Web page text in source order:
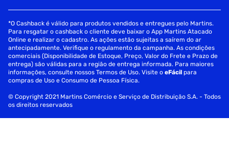
*O Cashback é válido para produtos vendidos e entregues pelo Martins.
Para resgatar o cashback o cliente deve baixar o App Martins Atacado
Online e realizar o cadastro. As ações estão sujeitas a saírem do ar
antecipadamente. Verifique o regulamento da campanha. As condições
comerciais (Disponibilidade de Estoque, Preço, Valor do Frete e Prazo de
entrega) são válidas para a região de entrega informada. Para maiores
informações, consulte nossos Termos de Uso. Visite oeFácil para
compras de Uso e Consumo de Pessoa Física.
© Copyright 2021 Martins Comércio e Serviço de Distribuição S.A. - Todos
os direitos reservados